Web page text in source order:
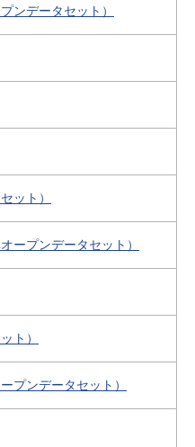
ンデータセット）
ット）
ープンデータセット）
ト）
プンデータセット）